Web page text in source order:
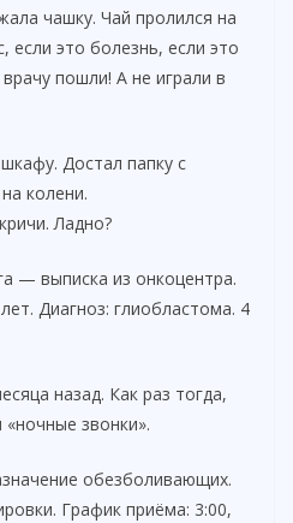
чашку. Чай пролился на
это болезнь, если это
пошли! А не играли в
Достал папку с
колени.
Ладно?
— выписка из онкоцентра.
Диагноз: глиобластома. 4
назад. Как раз тогда,
«ночные звонки».
обезболивающих.
График приёма: 3:00,